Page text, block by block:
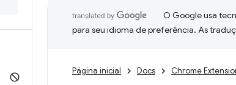
O Google usa
para seu idioma de preferência. As
Página inicial Docs Chrome